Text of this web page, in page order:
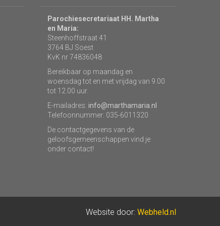
Parochiesecretariaat HH. Martha
en Maria:
Steenhoffstraat 41
3764 BJ Soest
KvK nr 74836048
Bereikbaar op maandag en
woensdag tot en met vrijdag van 9.00
tot 12.00 uur.
E-mailadres: info@marthamaria.nl
Telefoonnummer: 035-6011320
De contactgegevens van de
geloofsgemeenschappen vind je
onder contact!
Website door: Webheld.nl